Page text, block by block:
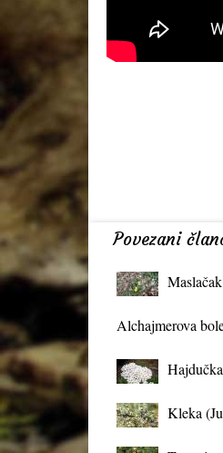
Povezani
Alchajmerova
Kleka